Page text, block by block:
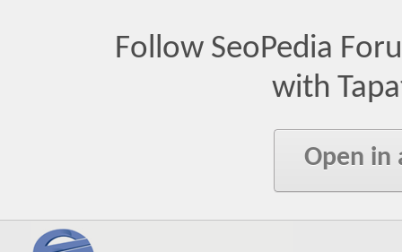
Follow SeoPedia
with
Open in